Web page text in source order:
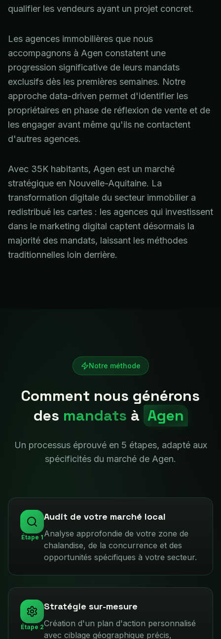
qualifier les vendeurs ayant un projet concret.
Les agences immobilières que nous
accompagnons à Agen constatent une
progression significative de leurs mandats
exclusifs dès les premières semaines. Notre
approche data-driven permet d'identifier les
propriétaires en phase de réflexion de vente et de
les engager avant même qu'ils ne contactent
d'autres agences.
Avec 35K habitants, Agen est un marché
stratégique en Nouvelle-Aquitaine. La
transformation digitale du secteur immobilier a
redistribué les cartes : les agences qui investissent
dans le marketing digital captent désormais la
majorité des mandats, laissant les méthodes
traditionnelles loin derrière.
Notre méthode
Comment nous générons
des mandats à Agen
Un processus éprouvé en 5 étapes, adapté aux
spécificités du marché de Agen.
Étape 1
Audit de votre marché local
Analyse approfondie de votre zone de
chalandise, de la concurrence et des
opportunités spécifiques à votre secteur.
Étape 2
Stratégie sur-mesure
Création d'un plan d'action personnalisé
avec ciblage géographique précis,